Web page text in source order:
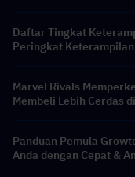
Daftar Tingkat
Peringkat
Marvel Rivals
Membeli Lebih Cerdas
Panduan Pemula
Anda dengan Cepat &